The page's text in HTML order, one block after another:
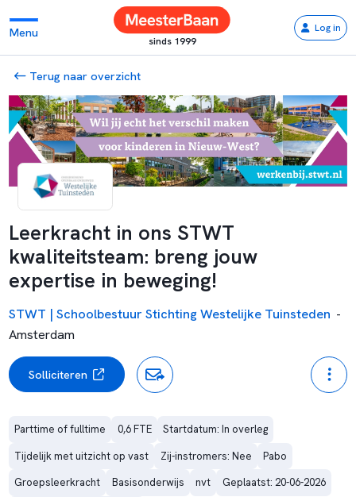
Menu
sinds 1999
Log in
Terug naar overzicht
Leerkracht in ons STWT
kwaliteitsteam: breng jouw
expertise in beweging!
STWT | Schoolbestuur Stichting Westelijke Tuinsteden -
Amsterdam
Solliciteren
Parttime of fulltime 0,6 FTE
Startdatum: In overleg
Tijdelijk met uitzicht op vast
Zij-instromers: Nee
Pabo
Groepsleerkracht
Basisonderwijs nvt
Geplaatst: 20-06-2026